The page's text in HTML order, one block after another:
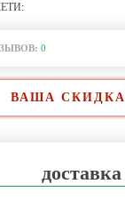
0
ВАША СКИДКА
доставка